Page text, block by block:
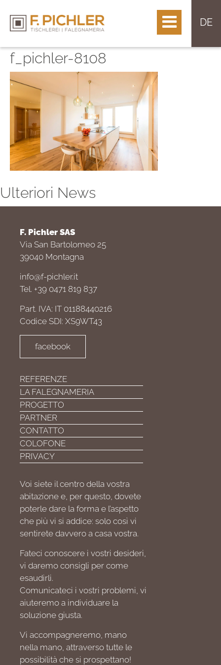
DE
f_pichler-8108
Ulteriori News
F. Pichler SAS
Via San Bartolomeo 25
39040 Montagna
info@f-pichler.it
Tel. +39 0471 819 837
Part. IVA: IT 01188440216
Codice SDI: XS9WT43
facebook
REFERENZE
LA FALEGNAMERIA
PROGETTO
PARTNER
CONTATTO
COLOFONE
PRIVACY
Voi siete il centro della vostra
abitazione e, per questo, dovete
poterle dare la forma e l’aspetto
che più vi si addice: solo così vi
sentirete davvero a casa vostra.
Fateci conoscere i vostri desideri,
vi daremo consigli per come
esaudirli.
Comunicateci i vostri problemi, vi
aiuteremo a individuare la
soluzione giusta.
Vi accompagneremo, mano
nella mano, attraverso tutte le
possibilità che si prospettano!